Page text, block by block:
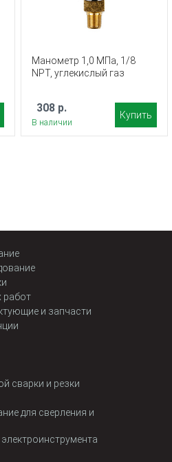
Манометр 1,0 МПа, 1/8
NPT, углекислый газ
308 р.
В наличии
Купить
работ
и запчасти
сварки и резки
для сверления и